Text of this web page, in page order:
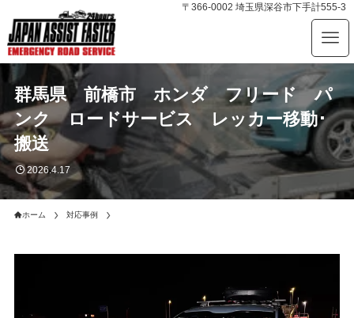
〒366-0002 埼玉県深谷市下手計555-3
群馬県 前橋市 ホンダ フリード パ
ンク ロードサービス レッカー移動･
搬送
2026.4.17
ホーム 対応事例